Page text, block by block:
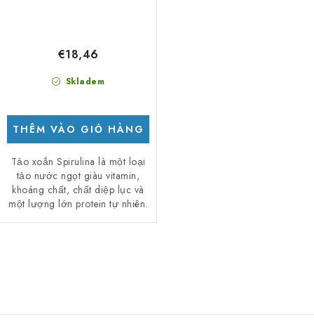
Skladem
€18,46
THÊM VÀO GIỎ HÀNG
Tảo xoắn Spirulina là một loại
tảo nước ngọt giàu vitamin,
khoáng chất, chất diệp lục và
một lượng lớn protein tự nhiên.
h